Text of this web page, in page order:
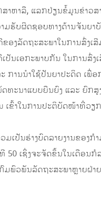
ຫາລື, ແລກປ່ຽນຂໍ້ມູນຂ່າວສ
ຮັບຜິດຊອບທາງດ້ານຈັນຍ
ງລັດຖະສະພາໃນການສົ່ງເ
ປັນເອກະພາບກັນ ໃນການ
ານນຳໃຊ້ປັນຍາປະດິດ ເພື່
ະນາ​ແບບ​ຍືນ​ຍົງ ແລະ ຍົກ​
ຂົ້າໃນການປະຕິບັດໜ້າທີ່ວ
ເປັນຮ່າງບົດລາຍງານຂອງ
50 ເຊິ່ງຈະຈັດຂຶ້ນໃນເດືອນ
ມພົວພັນລັດຖະສະພາຫຼາຍຝ່